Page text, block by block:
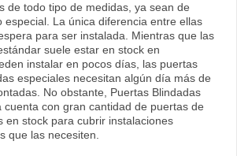
de todo tipo de medidas, ya sean de
especial. La única diferencia entre ellas
para ser instalada. Mientras que las
suele estar en stock en
instalar en pocos días, las puertas
especiales necesitan algún día más de
No obstante, Puertas Blindadas
cuenta con gran cantidad de puertas de
en stock para cubrir instalaciones
que las necesiten.